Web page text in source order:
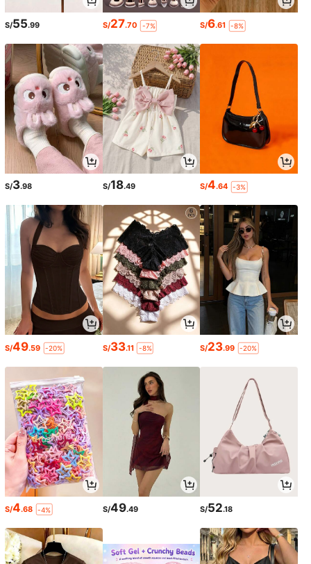
S/55.99 S/27.70 -7% S/6.61 -8%
S/3.98 S/18.49 S/4.64 -3%
S/49.59 -20% S/33.11 -8% S/23.99 -20%
S/4.68 -4% S/49.49 S/52.18